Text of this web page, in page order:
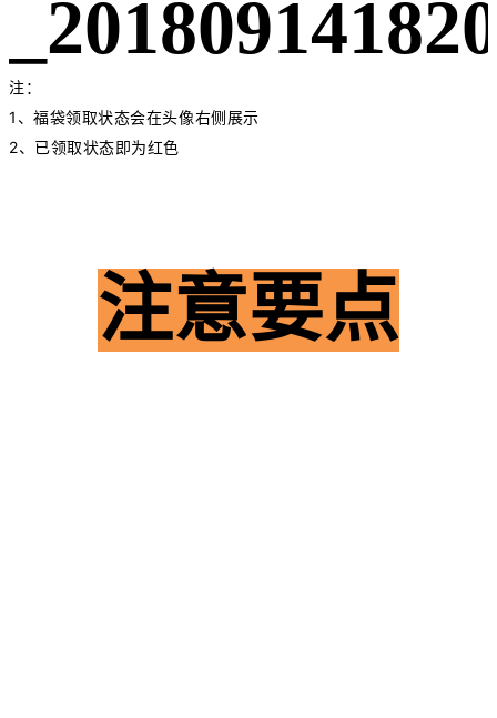
注：
1、福袋领取状态会在头像右侧展示
2、已领取状态即为红色
注意要点